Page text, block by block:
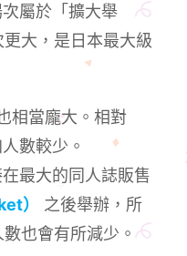
屬於「擴大舉
大，是日本最大級
相當龐大。相對
數較少。
最大的同人誌販售
）
之後舉辦，所
也會有所減少。